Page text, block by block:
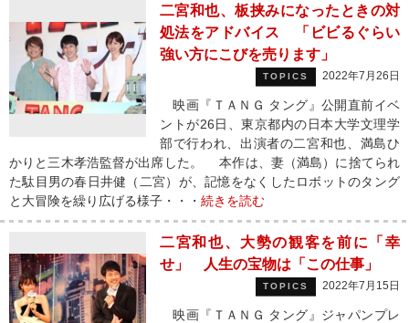
二宮和也、板挟みになったときの対
処法をアドバイス 「ビビるぐらい
強い方にこびを売ります」
TOPICS 2022年7月26日
映画『ＴＡＮＧ タング』公開直前イベ
ントが26日、東京都内の日本大学文理学
部で行われ、出演者の二宮和也、満島ひ
かりと三木孝浩監督が出席した。 本作は、妻（満島）に捨てられ
た駄目男の春日井健（二宮）が、記憶をなくしたロボットのタング
と大冒険を繰り広げる様子・・・ 続きを読む
二宮和也、大勢の観客を前に「幸
せ」 人生の宝物は「この仕事」
TOPICS 2022年7月15日
映画『ＴＡＮＧ タング』ジャパンプレ